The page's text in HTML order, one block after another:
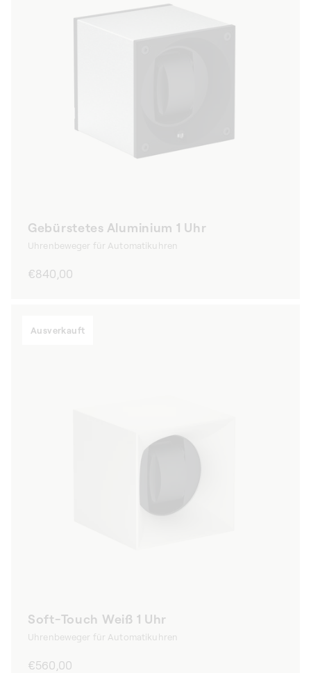
Gebürstetes Aluminium 1 Uhr
Uhrenbeweger für Automatikuhren
Normaler
€840,00
Ausverkauft
Soft-Touch Weiß 1 Uhr
Uhrenbeweger für Automatikuhren
Normaler
€560,00